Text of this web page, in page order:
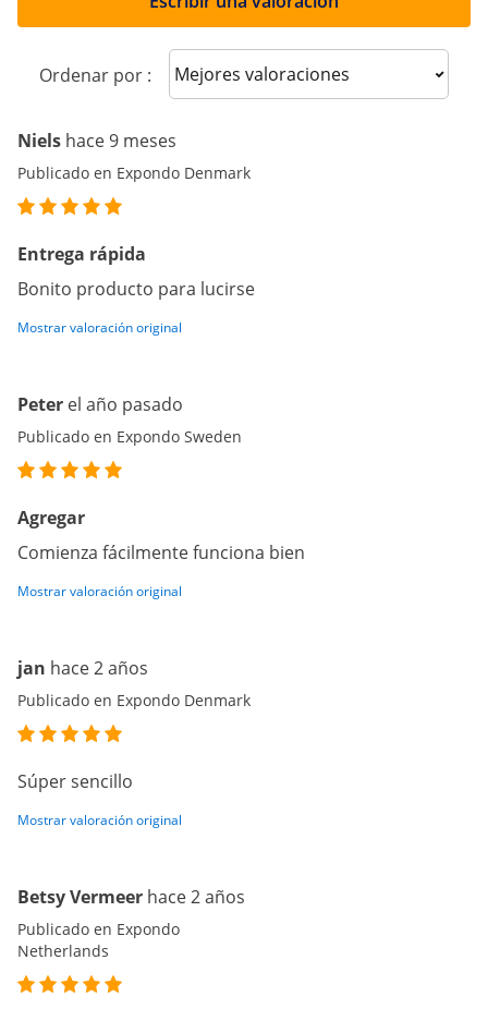
Ordenar por : Sort reviews
Niels hace 9 meses
Publicado en Expondo Denmark
Entrega rápida
Bonito producto para lucirse
Mostrar valoración original
Peter el año pasado
Publicado en Expondo Sweden
Agregar
Comienza fácilmente funciona bien
Mostrar valoración original
jan hace 2 años
Publicado en Expondo Denmark
Súper sencillo
Mostrar valoración original
Betsy Vermeer hace 2 años
Publicado en Expondo
Netherlands